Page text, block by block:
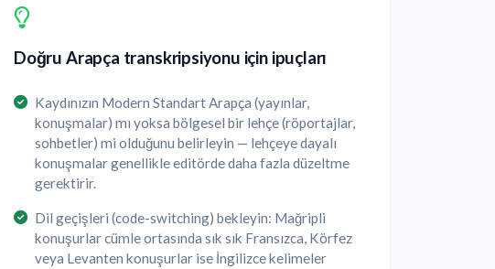
Doğru Arapça transkripsiyonu için ipuçları
Kaydınızın Modern Standart Arapça (yayınlar,
konuşmalar) mı yoksa bölgesel bir lehçe (röportajlar,
sohbetler) mi olduğunu belirleyin — lehçeye dayalı
konuşmalar genellikle editörde daha fazla düzeltme
gerektirir.
Dil geçişleri (code-switching) bekleyin: Mağripli
konuşurlar cümle ortasında sık sık Fransızca, Körfez
veya Levanten konuşurlar ise İngilizce kelimeler